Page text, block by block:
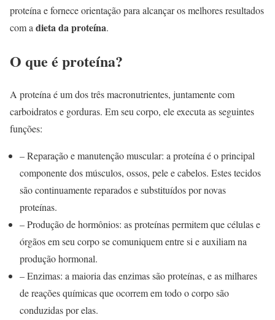
proteína e fornece orientação para alcançar os melhores resultados
com a dieta da proteína.
O que é proteína?
A proteína é um dos três macronutrientes, juntamente com
carboidratos e gorduras. Em seu corpo, ele executa as seguintes
funções:
– Reparação e manutenção muscular: a proteína é o principal
componente dos músculos, ossos, pele e cabelos. Estes tecidos
são continuamente reparados e substituídos por novas
proteínas.
– Produção de hormônios: as proteínas permitem que células e
órgãos em seu corpo se comuniquem entre si e auxiliam na
produção hormonal.
– Enzimas: a maioria das enzimas são proteínas, e as milhares
de reações químicas que ocorrem em todo o corpo são
conduzidas por elas.